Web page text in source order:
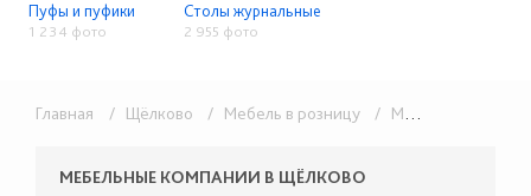
Пуфы и пуфики
1 234 фото
Столы журнальные
2 955 фото
Главная / Щёлково / Мебель в розницу / Малые формы
МЕБЕЛЬНЫЕ КОМПАНИИ В ЩЁЛКОВО